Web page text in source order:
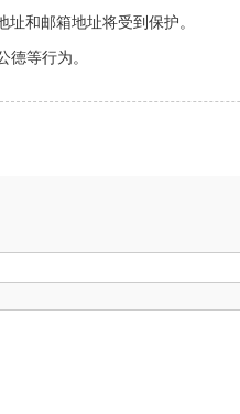
和邮箱地址将受到保护。
等行为。